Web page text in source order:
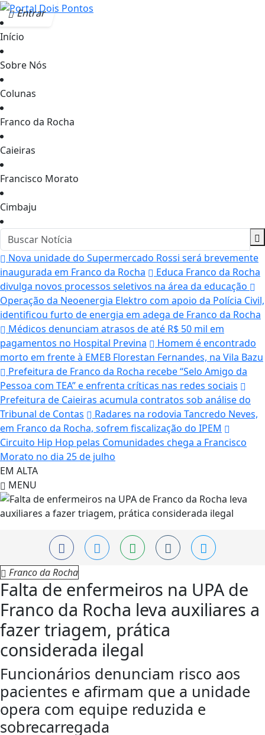
Entrar
Início
Sobre Nós
Colunas
Franco da Rocha
Caieiras
Francisco Morato
Cimbaju
Nova unidade do Supermercado Rossi será brevemente
inaugurada em Franco da Rocha
Educa Franco da Rocha
divulga novos processos seletivos na área da educação
Operação da Neoenergia Elektro com apoio da Polícia Civil,
identificou furto de energia em adega de Franco da Rocha
Médicos denunciam atrasos de até R$ 50 mil em
pagamentos no Hospital Previna
Homem é encontrado
morto em frente à EMEB Florestan Fernandes, na Vila Bazu
Prefeitura de Franco da Rocha recebe “Selo Amigo da
Pessoa com TEA” e enfrenta críticas nas redes sociais
Prefeitura de Caieiras acumula contratos sob análise do
Tribunal de Contas
Radares na rodovia Tancredo Neves,
em Franco da Rocha, sofrem fiscalização do IPEM
Circuito Hip Hop pelas Comunidades chega a Francisco
Morato no dia 25 de julho
EM ALTA
MENU
Franco da Rocha
Falta de enfermeiros na UPA de
Franco da Rocha leva auxiliares a
fazer triagem, prática
considerada ilegal
Funcionários denunciam risco aos
pacientes e afirmam que a unidade
opera com equipe reduzida e
sobrecarregada